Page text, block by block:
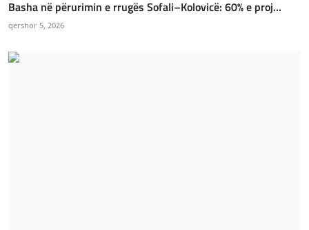
Basha në përurimin e rrugës Sofali–Kolovicë: 60% e proj...
qershor 5, 2026